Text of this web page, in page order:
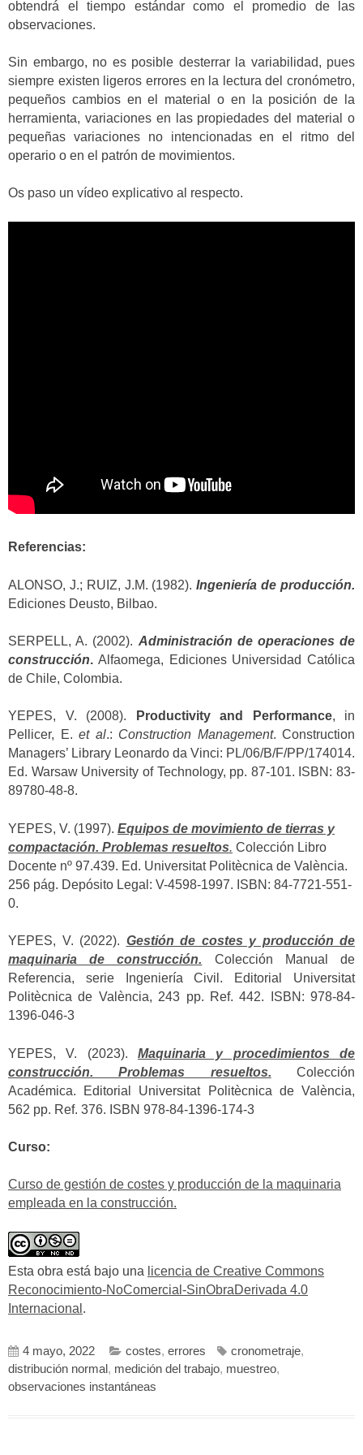
obtendrá el tiempo estándar como el promedio de las
observaciones.
Sin embargo, no es posible desterrar la variabilidad, pues
siempre existen ligeros errores en la lectura del cronómetro,
pequeños cambios en el material o en la posición de la
herramienta, variaciones en las propiedades del material o
pequeñas variaciones no intencionadas en el ritmo del
operario o en el patrón de movimientos.
Os paso un vídeo explicativo al respecto.
Referencias:
ALONSO, J.; RUIZ, J.M. (1982).Ingeniería de producción.
Ediciones Deusto, Bilbao.
SERPELL, A. (2002). Administración de operaciones de
construcción. Alfaomega, Ediciones Universidad Católica
de Chile, Colombia.
YEPES, V. (2008). Productivity and Performance, in
Pellicer, E. et al.: Construction Management. Construction
Managers’ Library Leonardo da Vinci: PL/06/B/F/PP/174014.
Ed. Warsaw University of Technology, pp. 87-101. ISBN: 83-
89780-48-8.
YEPES, V. (1997). Equipos de movimiento de tierras y
compactación. Problemas resueltos. Colección Libro
Docente nº 97.439. Ed. Universitat Politècnica de València.
256 pág. Depósito Legal: V-4598-1997. ISBN: 84-7721-551-
0.
YEPES, V. (2022). Gestión de costes y producción de
maquinaria de construcción. Colección Manual de
Referencia, serie Ingeniería Civil. Editorial Universitat
Politècnica de València, 243 pp. Ref. 442. ISBN: 978-84-
1396-046-3
YEPES, V. (2023). Maquinaria y procedimientos de
construcción. Problemas resueltos. Colección
Académica. Editorial Universitat Politècnica de València,
562 pp. Ref. 376. ISBN 978-84-1396-174-3
Curso:
Curso de gestión de costes y producción de la maquinaria
empleada en la construcción.
Esta obra está bajo una licencia de Creative Commons
Reconocimiento-NoComercial-SinObraDerivada 4.0
Internacional .
4 mayo, 2022 costes, errores cronometraje,
distribución normal , medición del trabajo, muestreo,
observaciones instantáneas